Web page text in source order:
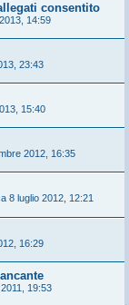
consentito
14:59
23:43
15:40
2012, 16:35
8 luglio 2012, 12:21
16:29
19:53